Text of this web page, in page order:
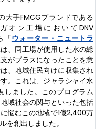
手FMCGブランドである
オン工場においてDNV
「ウォーター・ニュートラ
、同工場が使用した水の総
がプラスになったことを意
、地域住民向けに収集され
。これは、ジャラシャイ水
しました。このプログラム
域社会の関与といった包括
悩むこの地域で1億2,400万
を創出しました。